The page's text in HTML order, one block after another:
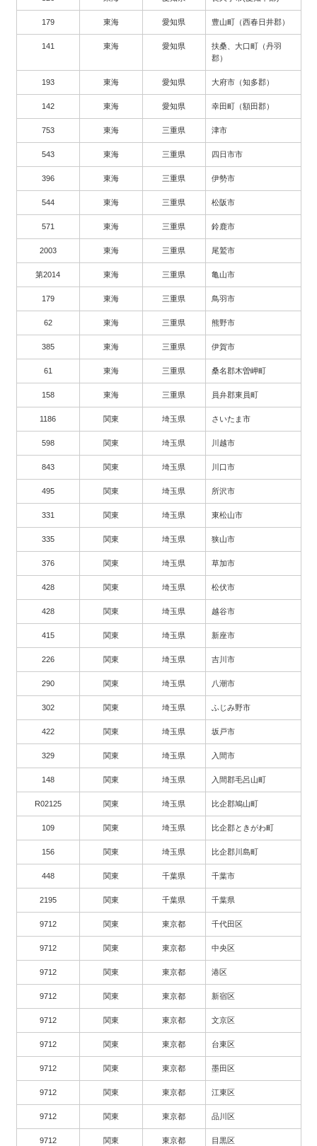
179 東海 愛知県 豊山町（西春日井郡）
141 東海 愛知県
扶桑、大口町（丹羽
郡）
193 東海 愛知県 大府市（知多郡）
142 東海 愛知県 幸田町（額田郡）
753 東海 三重県 津市
543 東海 三重県 四日市市
396 東海 三重県 伊勢市
544 東海 三重県 松阪市
571 東海 三重県 鈴鹿市
2003 東海 三重県 尾鷲市
第2014 東海 三重県 亀山市
179 東海 三重県 鳥羽市
62 東海 三重県 熊野市
385 東海 三重県 伊賀市
61 東海 三重県 桑名郡木曽岬町
158 東海 三重県 員弁郡東員町
1186 関東 埼玉県 さいたま市
598 関東 埼玉県 川越市
843 関東 埼玉県 川口市
495 関東 埼玉県 所沢市
331 関東 埼玉県 東松山市
335 関東 埼玉県 狭山市
376 関東 埼玉県 草加市
428 関東 埼玉県 松伏市
428 関東 埼玉県 越谷市
415 関東 埼玉県 新座市
226 関東 埼玉県 吉川市
290 関東 埼玉県 八潮市
302 関東 埼玉県 ふじみ野市
422 関東 埼玉県 坂戸市
329 関東 埼玉県 入間市
148 関東 埼玉県 入間郡毛呂山町
R02125 関東 埼玉県 比企郡鳩山町
109 関東 埼玉県 比企郡ときがわ町
156 関東 埼玉県 比企郡川島町
448 関東 千葉県 千葉市
2195 関東 千葉県 千葉県
9712 関東 東京都 千代田区
9712 関東 東京都 中央区
9712 関東 東京都 港区
9712 関東 東京都 新宿区
9712 関東 東京都 文京区
9712 関東 東京都 台東区
9712 関東 東京都 墨田区
9712 関東 東京都 江東区
9712 関東 東京都 品川区
9712 関東 東京都 目黒区